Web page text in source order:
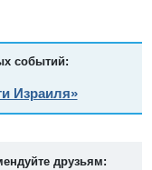
событий:
Израиля»
друзьям: